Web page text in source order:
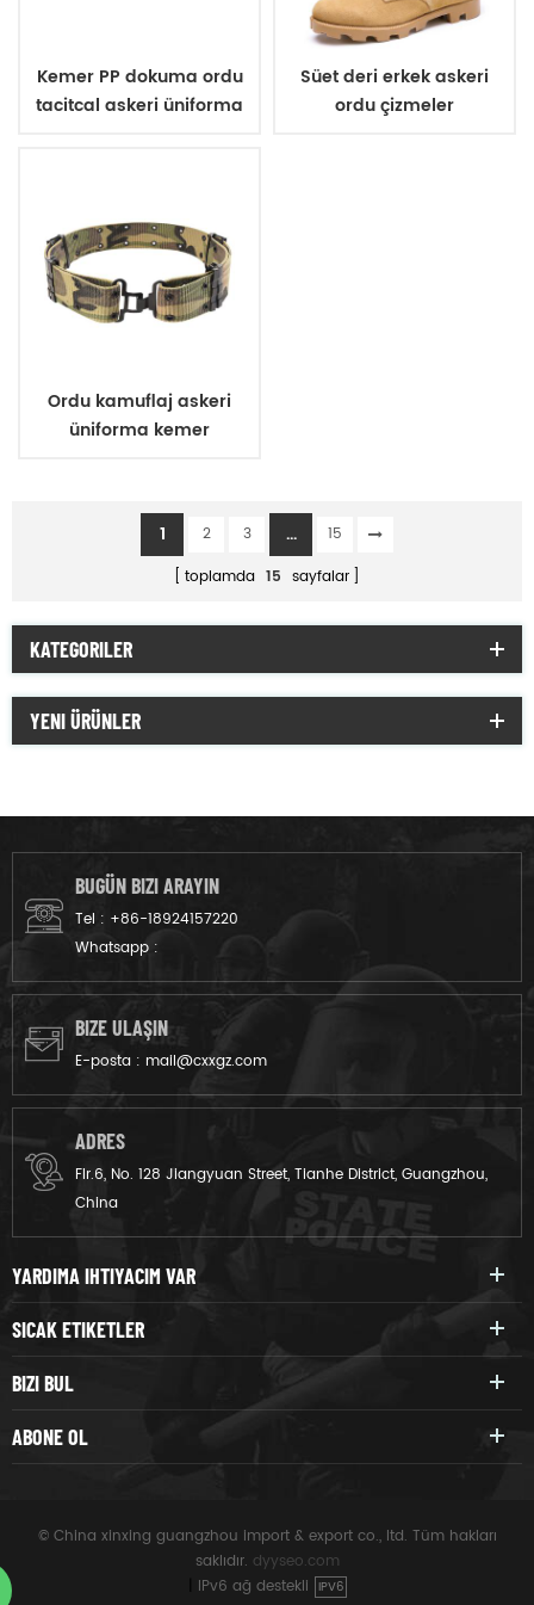
Kemer PP dokuma ordu
tacitcal askeri üniforma
Süet deri erkek askeri
ordu çizmeler
Ordu kamuflaj askeri
üniforma kemer
1 2 3 ...
15
toplamda 15 sayfalar
KATEGORILER
YENI ÜRÜNLER
BUGÜN BIZI ARAYIN
Tel : +86-18924157220
Whatsapp :
BIZE ULAŞIN
E-posta : mail@cxxgz.com
ADRES
Flr.6, No. 128 Jiangyuan Street, Tianhe District, Guangzhou,
China
YARDIMA IHTIYACIM VAR
SICAK ETIKETLER
BIZI BUL
ABONE OL
© China xinxing guangzhou import & export co., ltd. Tüm hakları
saklıdır. dyyseo.com
IPv6 ağ destekli IPV6